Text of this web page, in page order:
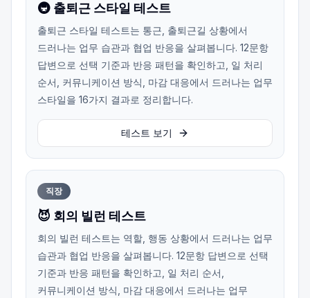
🚇 출퇴근 스타일 테스트
출퇴근 스타일 테스트는 통근, 출퇴근길 상황에서
드러나는 업무 습관과 협업 반응을 살펴봅니다. 12문항
답변으로 선택 기준과 반응 패턴을 확인하고, 일 처리
순서, 커뮤니케이션 방식, 마감 대응에서 드러나는 업무
스타일을 16가지 결과로 정리합니다.
테스트 보기
직장
😈 회의 빌런 테스트
회의 빌런 테스트는 역할, 행동 상황에서 드러나는 업무
습관과 협업 반응을 살펴봅니다. 12문항 답변으로 선택
기준과 반응 패턴을 확인하고, 일 처리 순서,
커뮤니케이션 방식, 마감 대응에서 드러나는 업무